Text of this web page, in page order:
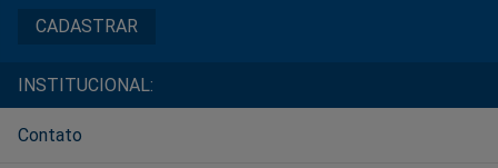
INSTITUCIONAL:
Contato